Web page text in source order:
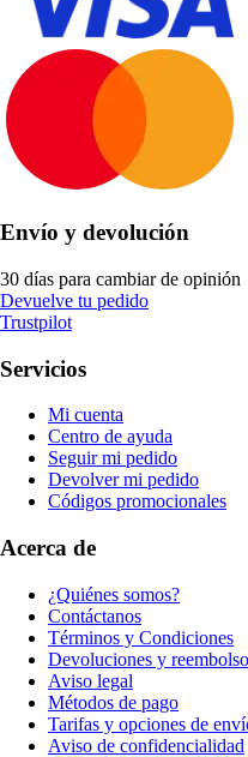
Envío y devolución
30 días para cambiar de opinión
Devuelve tu pedido
Trustpilot
Servicios
Mi cuenta
Centro de ayuda
Seguir mi pedido
Devolver mi pedido
Códigos promocionales
Acerca de
¿Quiénes somos?
Contáctanos
Términos y Condiciones
Devoluciones y
Aviso legal
Métodos de pago
Tarifas y opciones de
Aviso de confidencialidad